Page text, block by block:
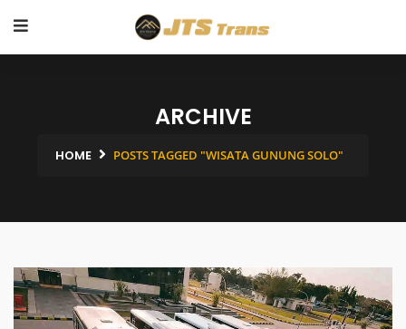
ARCHIVE
HOME POSTS TAGGED "WISATA GUNUNG SOLO"